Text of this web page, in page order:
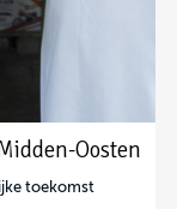
Oosten
toekomst